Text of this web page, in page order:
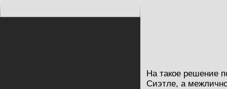
На такое решение
Сиэтле, а